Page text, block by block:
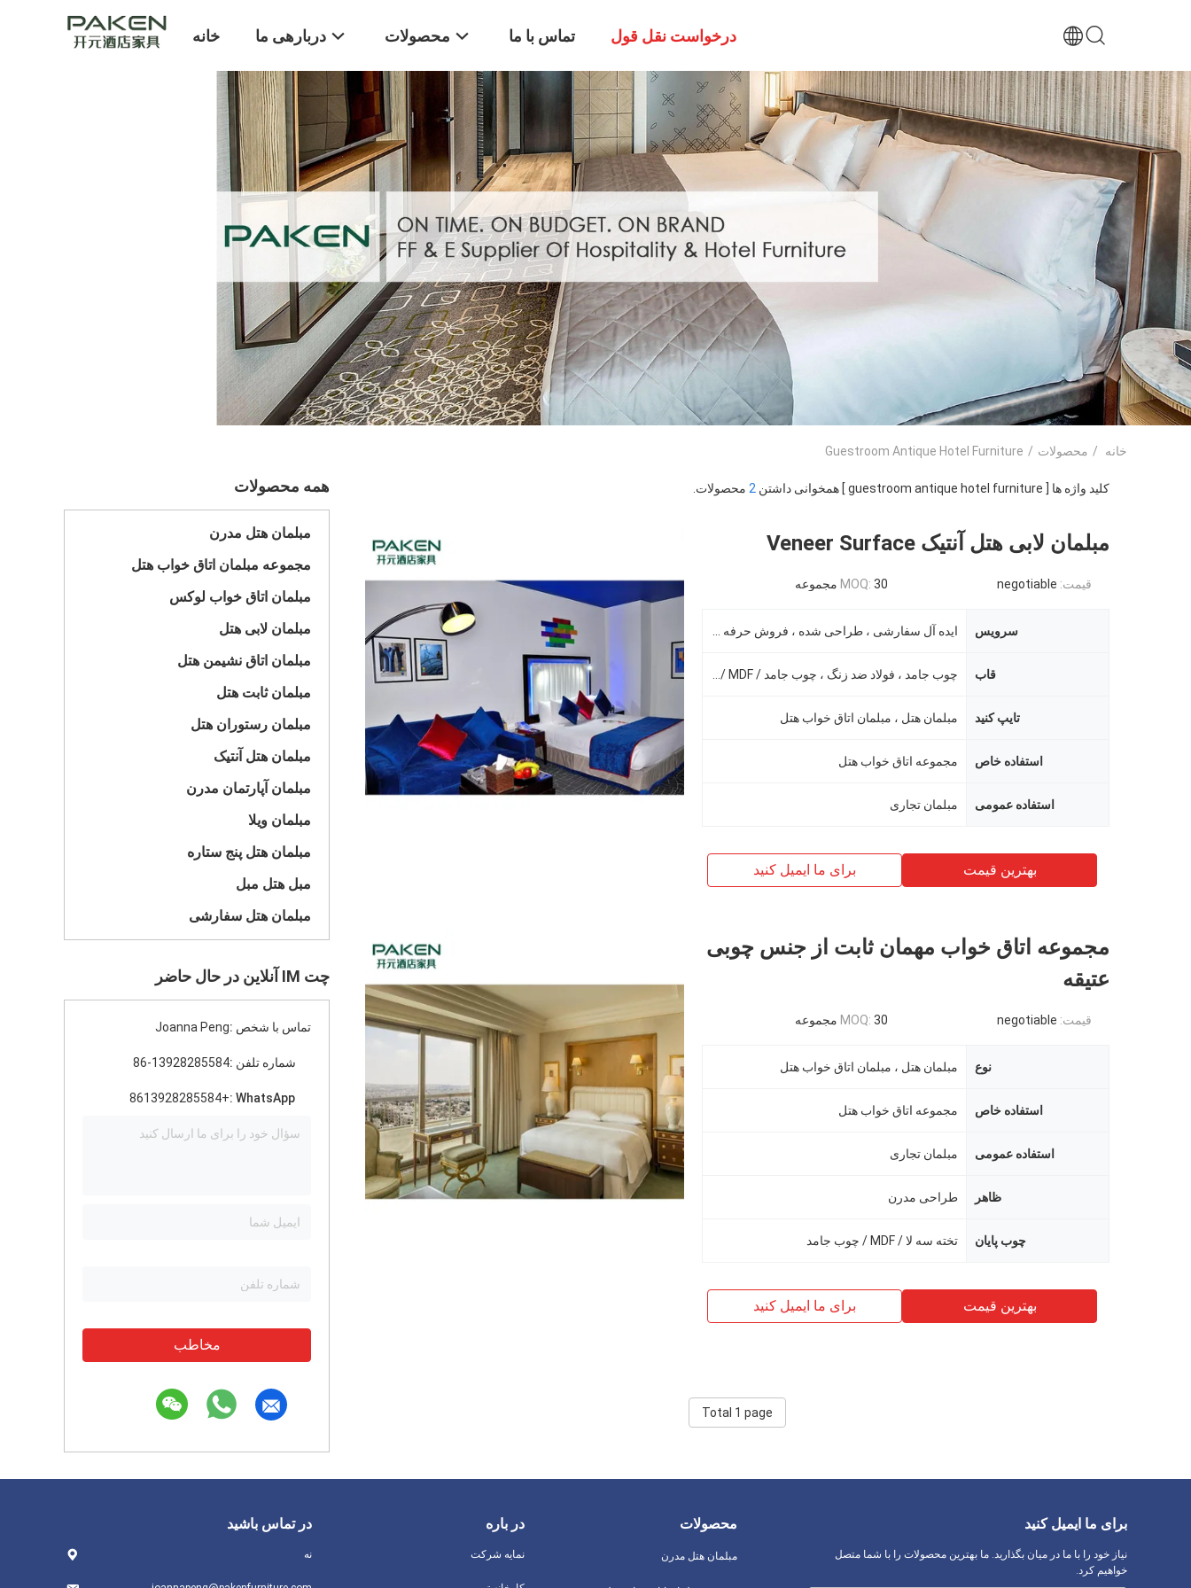
خانه دربارهی ما محصولات تماس با ما درخواست نقل قول
خانه / محصولات /
Guestroom Antique Hotel Furniture
همه محصولات
مبلمان هتل مدرن
مجموعه مبلمان اتاق خواب هتل
مبلمان اتاق خواب لوکس
مبلمان لابی هتل
مبلمان اتاق نشیمن هتل
مبلمان ثابت هتل
مبلمان رستوران هتل
مبلمان هتل آنتیک
مبلمان آپارتمان مدرن
مبلمان ویلا
مبلمان هتل پنج ستاره
مبل هتل مبل
مبلمان هتل سفارشی
چت IM آنلاین در حال حاضر
تماس با شخص :Joanna Peng
شماره تلفن :86-13928285584
WhatsApp :
+8613928285584
مخاطب
کلید واژه ها [ guestroom antique hotel furniture ] همخوانی داشتن 2 محصولات.
مبلمان لابی هتل آنتیک Veneer Surface
قیمت: negotiable
MOQ: 30 مجموعه
سرویس
قاب
تایپ کنید مبلمان هتل ، مبلمان اتاق خواب هتل
استفاده خاص مجموعه اتاق خواب هتل
استفاده عمومی مبلمان تجاری
بهترین قیمت برای ما ایمیل کنید
مجموعه اتاق خواب مهمان ثابت از جنس چوبی
عتیقه
قیمت: negotiable
MOQ: 30 مجموعه
نوع مبلمان هتل ، مبلمان اتاق خواب هتل
استفاده خاص مجموعه اتاق خواب هتل
استفاده عمومی مبلمان تجاری
ظاهر طراحی مدرن
چوب پایان تخته سه لا / MDF / چوب جامد
بهترین قیمت برای ما ایمیل کنید
Total 1 page
در تماس باشید
نه
در باره
نمایه شرکت
محصولات
مبلمان هتل مدرن
برای ما ایمیل کنید
نیاز خود را با ما در میان بگذارید. ما بهترین محصولات را با شما متصل
خواهیم کرد.